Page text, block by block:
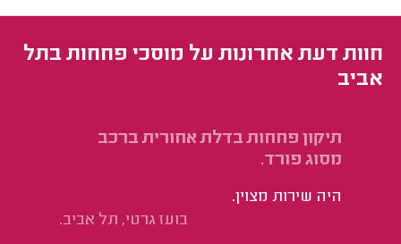
חוות דעת אחרונות על מוסכי פחחות בתל
אביב
תיקון פחחות בדלת אחורית ברכב
מסוג פורד.
היה שירות מצוין.
בועז גרטי, תל אביב.